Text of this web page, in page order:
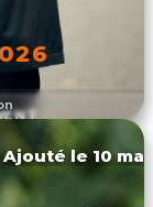
Ajouté le 10